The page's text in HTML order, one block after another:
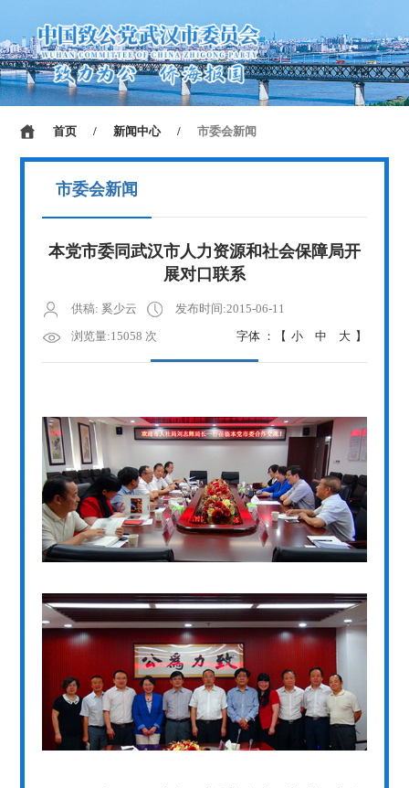
首页 / 新闻中心 / 市委会新闻
市委会新闻
本党市委同武汉市人力资源和社会保障局开
展对口联系
供稿: 奚少云
发布时间:2015-06-11
浏览量:15058 次
字体 ：【 小 中 大 】